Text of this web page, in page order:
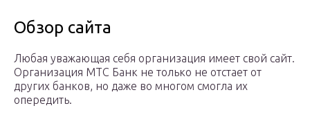
Обзор сайта
Любая уважающая себя организация имеет свой сайт.
Организация МТС Банк не только не отстает от
других банков, но даже во многом смогла их
опередить.